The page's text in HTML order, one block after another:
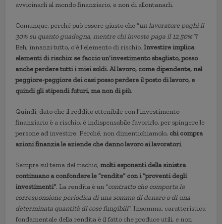
avvicinarli al mondo finanziario, e non di allontanarli.
Comunque, perché può essere giusto che “un lavoratore paghi il
30% su quanto guadagna, mentre chi investe paga il 12,50%“?
Beh, innanzi tutto, c’è l’elemento di rischio. Investire implica
elementi di rischio: se faccio un’investimento sbagliato, posso
anche perdere tutti i miei soldi. Al lavoro, come dipendente, nel
peggiore-peggiore dei casi posso perdere il posto di lavoro, e
quindi gli stipendi futuri, ma non di più.
Quindi, dato che il reddito ottenibile con l’investimento
finanziario è a rischio, è indispensabile favorirlo, per spingere le
persone ad investire. Perché, non dimentichiamolo, chi compra
azioni finanzia le aziende che danno lavoro ai lavoratori.
Sempre sul tema del rischio, molti esponenti della sinistra
continuano a confondere le “rendite” con i “proventi degli
investimenti”. La rendita è un “contratto che comporta la
corresponsione periodica di una somma di denaro o di una
determinata quantità di cose fungibili“. Insomma, caratteristica
fondamentale della rendita è il fatto che produce utili, e non